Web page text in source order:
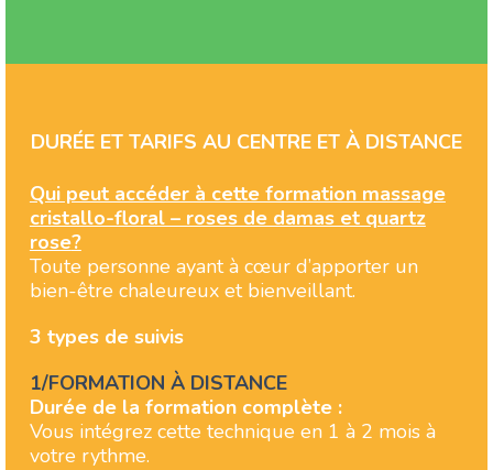
DURÉE ET TARIFS AU CENTRE ET À DISTANCE
Qui peut accéder à cette formation massage
cristallo-floral – roses de damas et quartz
rose?
Toute personne ayant à cœur d’apporter un
bien-être chaleureux et bienveillant.
3 types de suivis
1/FORMATION À DISTANCE
Durée de la formation complète :
Vous intégrez cette technique en 1 à 2 mois à
votre rythme.